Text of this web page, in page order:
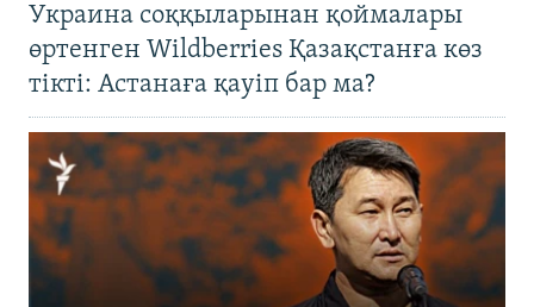
Украина соққыларынан қоймалары
өртенген Wildberries Қазақстанға көз
тікті: Астанаға қауіп бар ма?